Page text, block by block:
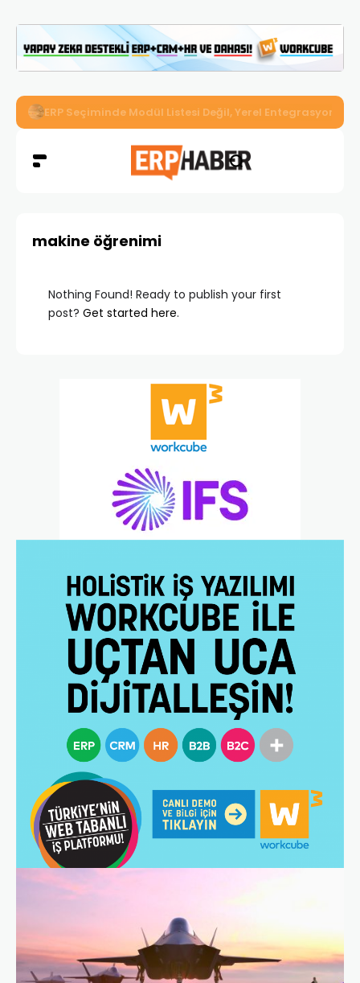
İkizler Aydınlatma, Workcube ERP ile Üretim, Satış ve
makine öğrenimi
Nothing Found! Ready to publish your first
post? Get started here.